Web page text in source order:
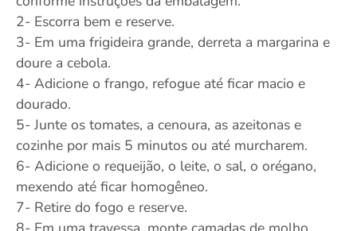
2- Escorra bem e reserve.
3- Em uma frigideira grande, derreta a margarina e
doure a cebola.
4- Adicione o frango, refogue até ficar macio e
dourado.
5- Junte os tomates, a cenoura, as azeitonas e
cozinhe por mais 5 minutos ou até murcharem.
6- Adicione o requeijão, o leite, o sal, o orégano,
mexendo até ficar homogêneo.
7- Retire do fogo e reserve.